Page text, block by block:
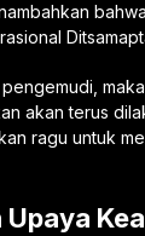
akan terus
ragu untuk